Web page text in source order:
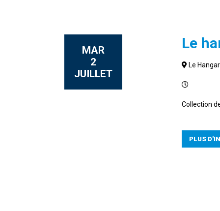
MAR
2
JUILLET
Le
Le
Collection
PLUS